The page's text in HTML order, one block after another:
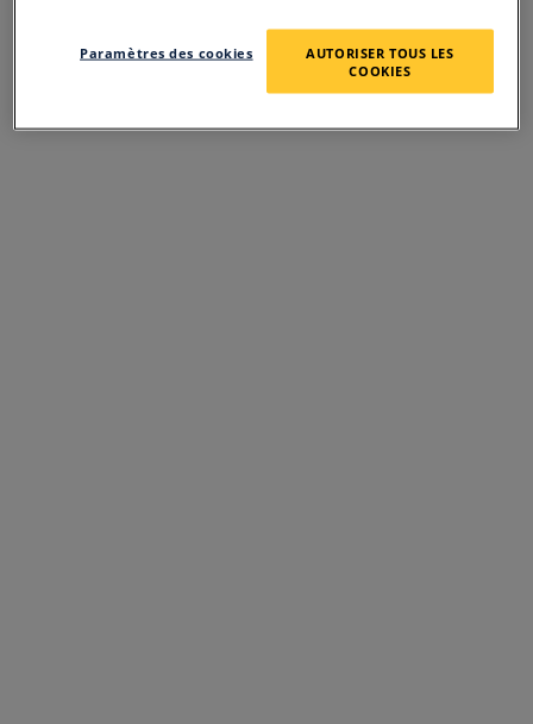
SORRY FOR THE
INCONVENIENCE
UNEXPECTED ERROR OCCURRED.
Paramètres des cookies
AUTORISER TOUS LES
COOKIES